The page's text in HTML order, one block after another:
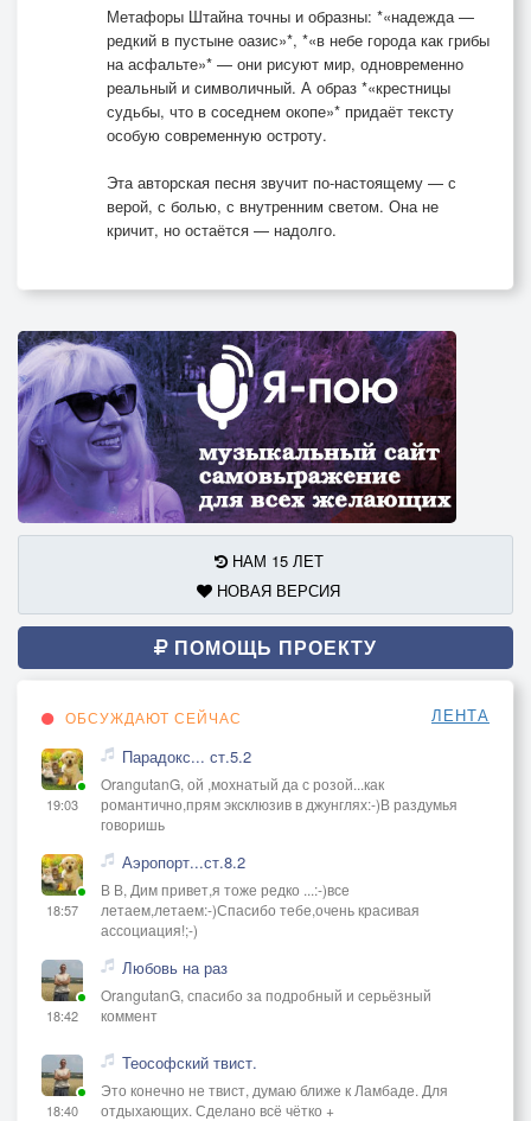
Метафоры Штайна точны и образны: *«надежда —
редкий в пустыне оазис»*, *«в небе города как грибы
на асфальте»* — они рисуют мир, одновременно
реальный и символичный. А образ *«крестницы
судьбы, что в соседнем окопе»* придаёт тексту
особую современную остроту.
Эта авторская песня звучит по-настоящему — с
верой, с болью, с внутренним светом. Она не
кричит, но остаётся — надолго.
НАМ 15 ЛЕТ
НОВАЯ ВЕРСИЯ
ПОМОЩЬ ПРОЕКТУ
ОБСУЖДАЮТ СЕЙЧАС ЛЕНТА
19:03
Парадокс... ст.5.2
OrangutanG, ой ,мохнатый да с розой...как
романтично,прям эксклюзив в джунглях:-)В раздумья
говоришь
18:57
Аэропорт...ст.8.2
В В, Дим привет,я тоже редко ...:-)все
летаем,летаем:-)Спасибо тебе,очень красивая
ассоциация!;-)
18:42
Любовь на раз
OrangutanG, спасибо за подробный и серьёзный
коммент
18:40
Теософский твист.
Это конечно не твист, думаю ближе к Ламбаде. Для
отдыхающих. Сделано всё чётко +